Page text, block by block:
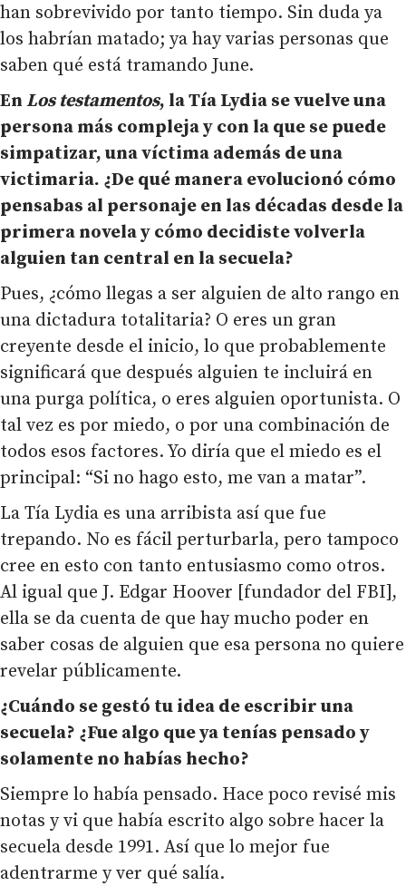
han sobrevivido por tanto tiempo. Sin duda ya
los habrían matado; ya hay varias personas que
saben qué está tramando June.
En Los testamentos, la Tía Lydia se vuelve una
persona más compleja y con la que se puede
simpatizar, una víctima además de una
victimaria. ¿De qué manera evolucionó cómo
pensabas al personaje en las décadas desde la
primera novela y cómo decidiste volverla
alguien tan central en la secuela?
Pues, ¿cómo llegas a ser alguien de alto rango en
una dictadura totalitaria? O eres un gran
creyente desde el inicio, lo que probablemente
significará que después alguien te incluirá en
una purga política, o eres alguien oportunista. O
tal vez es por miedo, o por una combinación de
todos esos factores. Yo diría que el miedo es el
principal: “Si no hago esto, me van a matar”.
La Tía Lydia es una arribista así que fue
trepando. No es fácil perturbarla, pero tampoco
cree en esto con tanto entusiasmo como otros.
Al igual que J. Edgar Hoover [fundador del FBI],
ella se da cuenta de que hay mucho poder en
saber cosas de alguien que esa persona no quiere
revelar públicamente.
¿Cuándo se gestó tu idea de escribir una
secuela? ¿Fue algo que ya tenías pensado y
solamente no habías hecho?
Siempre lo había pensado. Hace poco revisé mis
notas y vi que había escrito algo sobre hacer la
secuela desde 1991. Así que lo mejor fue
adentrarme y ver qué salía.